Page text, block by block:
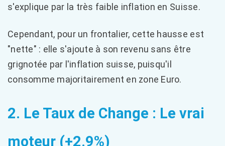
s'explique par la très faible inflation en Suisse.
Cependant, pour un frontalier, cette hausse est
"nette" : elle s'ajoute à son revenu sans être
grignotée par l'inflation suisse, puisqu'il
consomme majoritairement en zone Euro.
2. Le Taux de Change : Le vrai
moteur (+2.9%)